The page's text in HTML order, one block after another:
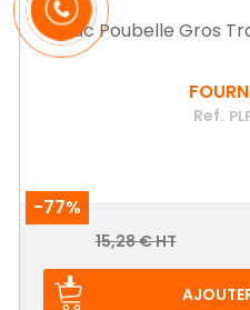
Sac Poubelle Gros
Ref.
-77%
Prix
Prix
15,28 € HT